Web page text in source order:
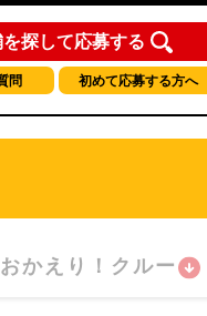
を探して応募する
問 初めて応募する方へ
おかえり！クルー